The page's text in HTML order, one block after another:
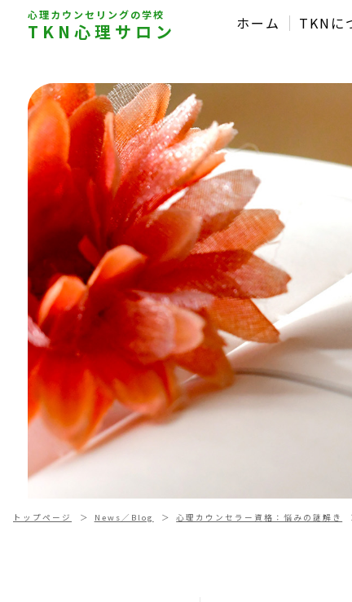
心理カウンセリングの学校
TKN心理サロン ホーム TKNに
トップページ News／Blog 心理カウンセラー資格：悩みの謎解き